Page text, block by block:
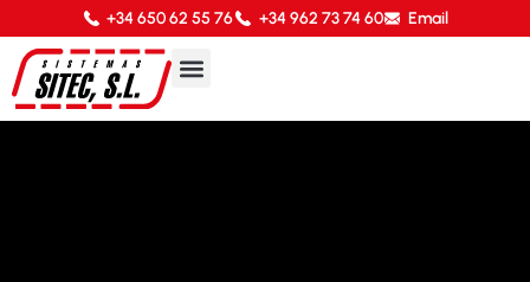
+34 650 62 55 76 +34 962 73 74 60 Email